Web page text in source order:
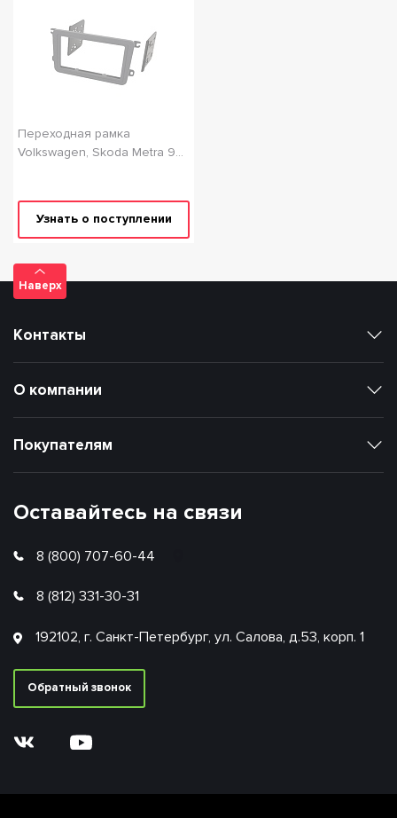
Переходная рамка
Volkswagen, Skoda Metra 99-
Узнать о поступлении
Наверх
Оставайтесь на связи
8 (800) 707-60-44
8 (812) 331-30-31
192102, г. Санкт-Петербург, ул. Салова, д.53, корп. 1
Обратный звонок
Покупателям
О компании
Контакты